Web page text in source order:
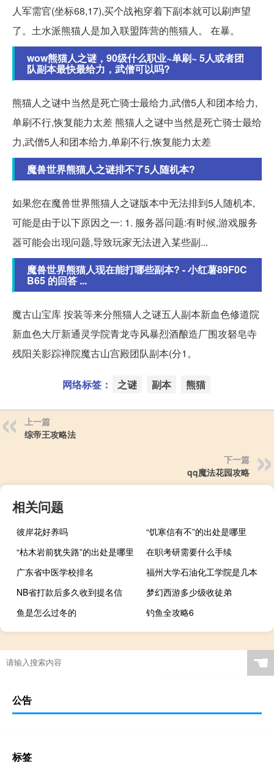
人军需官(坐标68,17),买个战袍穿着下副本就可以刷声望
了。土水派熊猫人是加入联盟阵营的熊猫人。 在暴。
wow熊猫人之谜，90级什么职业~单刷~ 5人或者团
队副本最快最给力，武僧可以吗?
熊猫人之谜中当然是死亡骑士最给力,武僧5人和团本给力,
单刷不行,恢复能力太差 熊猫人之谜中当然是死亡骑士最给
力,武僧5人和团本给力,单刷不行,恢复能力太差
魔兽世界熊猫人之谜排不了5人随机本?
如果您在魔兽世界熊猫人之谜版本中无法排到5人随机本,
可能是由于以下原因之一: 1. 服务器问题:有时候,游戏服务
器可能会出现问题,导致玩家无法进入某些副...
魔兽世界熊猫人现在能打哪些副本? - 小红薯89F0C
B65 的回答 ...
魔古山宝库 按装等来分熊猫人之谜五人副本新血色修道院
新血色大厅新通灵学院青龙寺风暴烈酒酿造厂围攻砮皂寺
残阳关影踪禅院魔古山宫殿团队副本(分1。
网络标签： 之谜 副本 熊猫
上一篇
综帝王攻略法
下一篇
qq魔法花园攻略
相关问题
彼岸花好养吗
“饥寒信有不”的出处是哪里
“枯木岩前犹失路”的出处是哪里
在职考研需要什么手续
广东省中医学校排名
福州大学石油化工学院是几本
NB省打款后多久收到提名信
梦幻西游多少级收徒弟
鱼是怎么过冬的
钓鱼全攻略6
☚
公告
标签